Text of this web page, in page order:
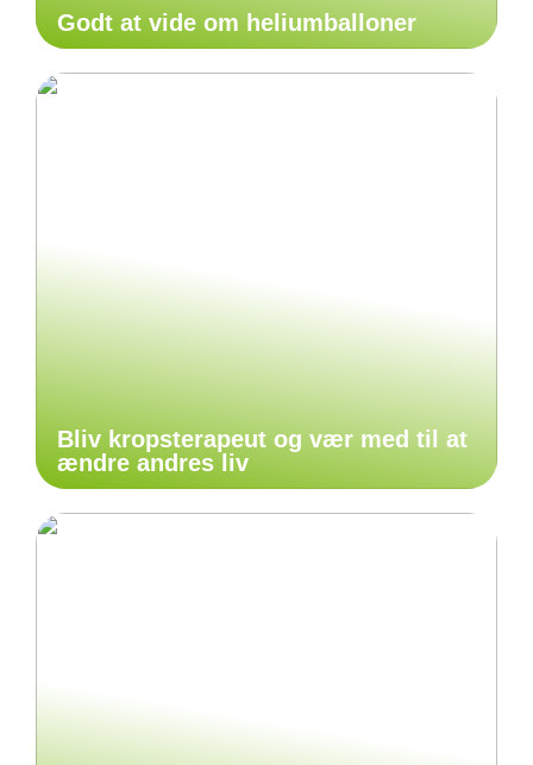
Godt at vide om heliumballoner
Bliv kropsterapeut og vær med til at
ændre andres liv